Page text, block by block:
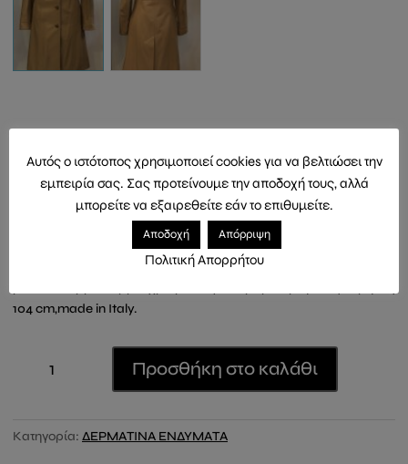
FERRINI ΔΕΡΜΑΤΙΝΗ
ΚΑΠΑΡΤΙΝΑ
690,00€
ΓΥΝΑΙΚΕΙΑ ΔΕΡΜΑΤΙΝΗ ΚΑΠΑΡΤΙΝΑ σε μεσατη γραμμη ,
104 cm,made in Italy.
ΔΕΡΜΑΤΙΝΗ
Προσθήκη στο καλάθι
Κατηγορία: ΔΕΡΜΑΤΙΝΑ ΕΝΔΥΜΑΤΑ
Αυτός ο ιστότοπος χρησιμοποιεί cookies για να βελτιώσει την
εμπειρία σας. Σας προτείνουμε την αποδοχή τους, αλλά
μπορείτε να εξαιρεθείτε εάν το επιθυμείτε.
Αποδοχή Απόρριψη
Πολιτική Απορρήτου